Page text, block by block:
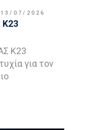
13/07/2026
Κ23
για τον